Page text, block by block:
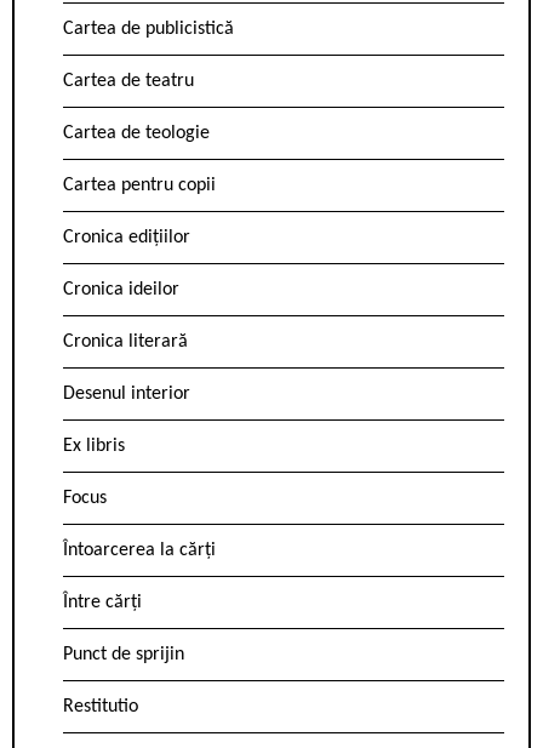
Cartea de publicistică
Cartea de teatru
Cartea de teologie
Cartea pentru copii
Cronica edițiilor
Cronica ideilor
Cronica literară
Desenul interior
Ex libris
Focus
Întoarcerea la cărți
Între cărți
Punct de sprijin
Restitutio